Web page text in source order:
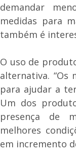
demandar
medidas para
também é
O uso de
alternativa. “Os
para ajudar a
Um dos
presença de
melhores
em incremento